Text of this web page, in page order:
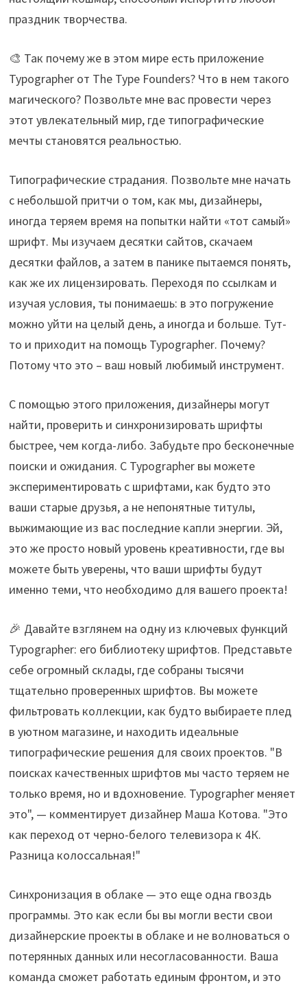
праздник творчества.
🎨 Так почему же в этом мире есть приложение
Typographer от The Type Founders? Что в нем такого
магического? Позвольте мне вас провести через
этот увлекательный мир, где типографические
мечты становятся реальностью.
Типографические страдания. Позвольте мне начать
с небольшой притчи о том, как мы, дизайнеры,
иногда теряем время на попытки найти «тот самый»
шрифт. Мы изучаем десятки сайтов, скачаем
десятки файлов, а затем в панике пытаемся понять,
как же их лицензировать. Переходя по ссылкам и
изучая условия, ты понимаешь: в это погружение
можно уйти на целый день, а иногда и больше. Тут-
то и приходит на помощь Typographer. Почему?
Потому что это – ваш новый любимый инструмент.
С помощью этого приложения, дизайнеры могут
найти, проверить и синхронизировать шрифты
быстрее, чем когда-либо. Забудьте про бесконечные
поиски и ожидания. С Typographer вы можете
экспериментировать с шрифтами, как будто это
ваши старые друзья, а не непонятные титулы,
выжимающие из вас последние капли энергии. Эй,
это же просто новый уровень креативности, где вы
можете быть уверены, что ваши шрифты будут
именно теми, что необходимо для вашего проекта!
🎉 Давайте взглянем на одну из ключевых функций
Typographer: его библиотеку шрифтов. Представьте
себе огромный склады, где собраны тысячи
тщательно проверенных шрифтов. Вы можете
фильтровать коллекции, как будто выбираете плед
в уютном магазине, и находить идеальные
типографические решения для своих проектов. "В
поисках качественных шрифтов мы часто теряем не
только время, но и вдохновение. Typographer меняет
это", — комментирует дизайнер Маша Котова. "Это
как переход от черно-белого телевизора к 4К.
Разница колоссальная!"
Синхронизация в облаке — это еще одна гвоздь
программы. Это как если бы вы могли вести свои
дизайнерские проекты в облаке и не волноваться о
потерянных данных или несогласованности. Ваша
команда сможет работать единым фронтом, и это